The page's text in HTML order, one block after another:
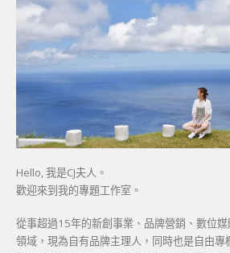
Hello, 我是CJ夫人。
歡迎來到我的專題工作室。
從事超過15年的新創事業、品牌營銷、數位
領域，現為自有品牌主理人，同時也是自由專